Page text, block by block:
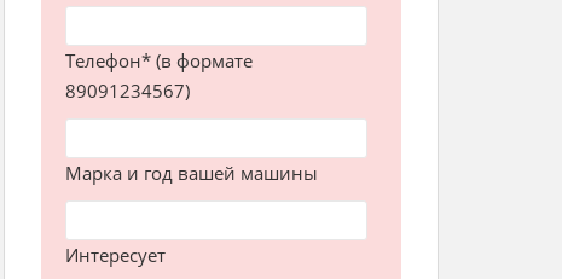
Телефон* (в формате
89091234567)
Марка и год вашей машины
Интересует